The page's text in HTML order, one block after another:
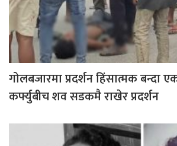
गोलबजारमा प्रदर्शन हिंसात्मक बन्दा
कर्फ्युबीच शव सडकमै राखेर प्रदर्शन